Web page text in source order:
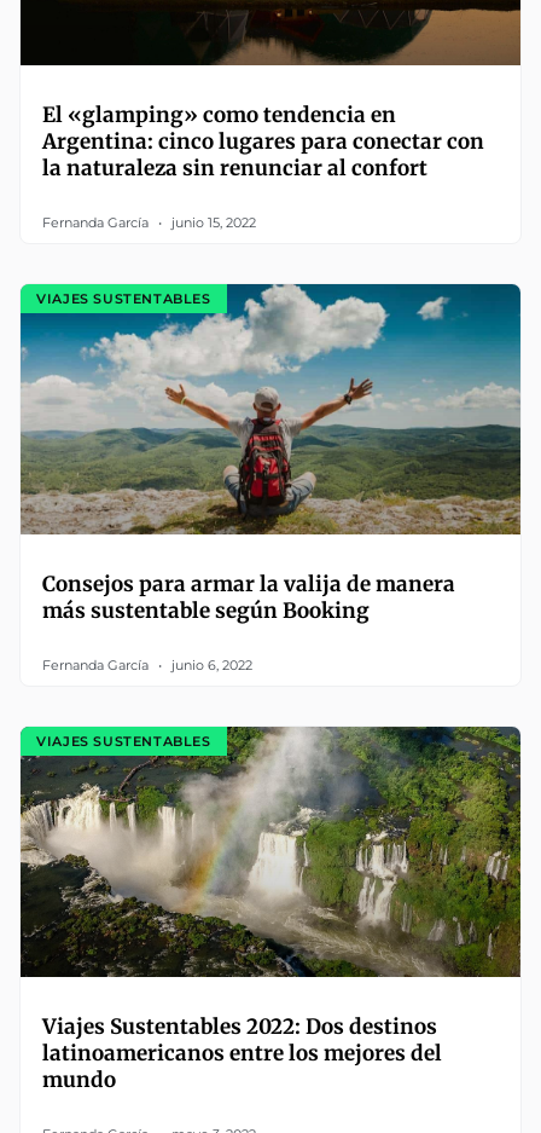
El «glamping» como tendencia en
Argentina: cinco lugares para conectar con
la naturaleza sin renunciar al confort
Fernanda García junio 15, 2022
VIAJES SUSTENTABLES
Consejos para armar la valija de manera
más sustentable según Booking
Fernanda García junio 6, 2022
VIAJES SUSTENTABLES
Viajes Sustentables 2022: Dos destinos
latinoamericanos entre los mejores del
mundo